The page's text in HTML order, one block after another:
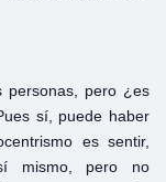
personas, pero ¿es
sí, puede haber
es sentir,
mismo, pero no